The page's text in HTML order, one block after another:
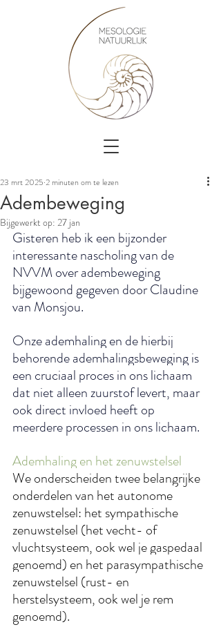
Adembeweging
23 mrt 2025 2 minuten om te lezen
Bijgewerkt op: 27 jan
Gisteren heb ik een bijzonder
interessante nascholing van de
NVVM over adembeweging
bijgewoond gegeven door Claudine
van Monsjou.
Onze ademhaling en de hierbij
behorende ademhalingsbeweging is
een cruciaal proces in ons lichaam
dat niet alleen zuurstof levert, maar
ook direct invloed heeft op
meerdere processen in ons lichaam.
Ademhaling en het zenuwstelsel
We onderscheiden twee belangrijke
onderdelen van het autonome
zenuwstelsel: het sympathische
zenuwstelsel (het vecht- of
vluchtsysteem, ook wel je gaspedaal
genoemd) en het parasympathische
zenuwstelsel (rust- en
herstelsysteem, ook wel je rem
genoemd).